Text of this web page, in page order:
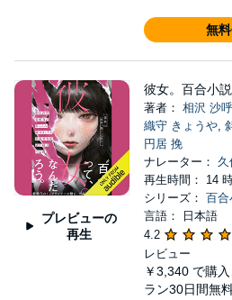
無
プレビューの
再生
彼女。百合小
著者： 相沢 沙呼
織守 きょうや,
円居 挽
ナレーター： 久
再生時間： 14
シリーズ： 百合
言語： 日本語
4.2
レビュー
￥3,340 で購
ラン30日間無